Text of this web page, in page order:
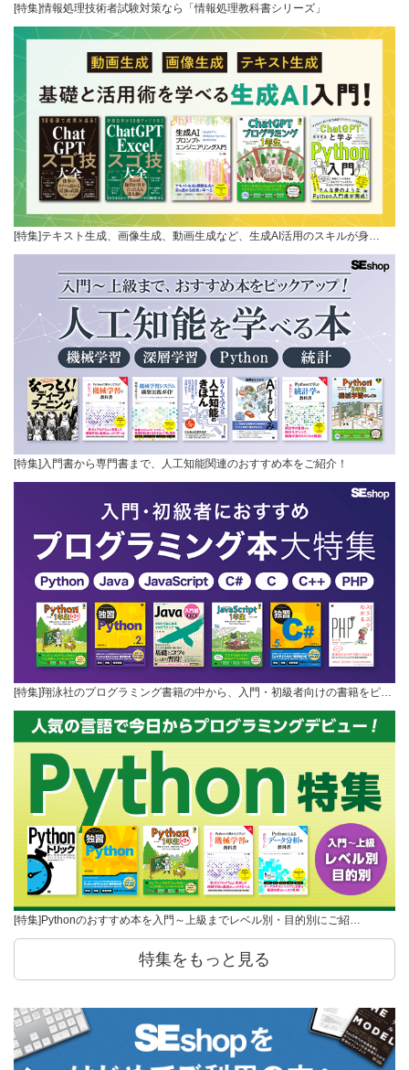
[特集]情報処理技術者試験対策なら「情報処理教科書シリーズ」
[特集]テキスト生成、画像生成、動画生成など、生成AI活用のスキルが身…
[特集]入門書から専門書まで、人工知能関連のおすすめ本をご紹介！
[特集]翔泳社のプログラミング書籍の中から、入門・初級者向けの書籍をピ…
[特集]Pythonのおすすめ本を入門～上級までレベル別・目的別にご紹…
特集をもっと見る